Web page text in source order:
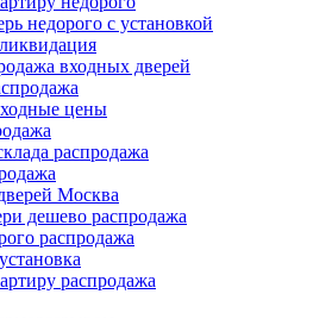
недорого с установкой
входных дверей
цены
распродажа
Москва
дешево распродажа
распродажа
распродажа